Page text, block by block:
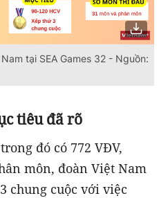
tại SEA Games 32 - Nguồn:
tiêu đã rõ
đó có 772 VĐV,
môn, đoàn Việt Nam
chung cuộc với việc